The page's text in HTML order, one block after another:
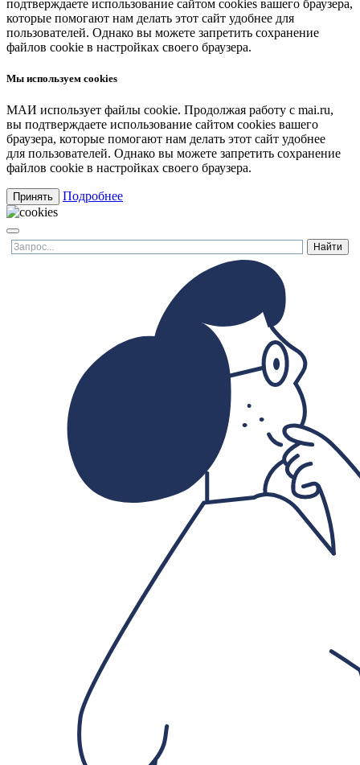
подтверждаете использование сайтом cookies вашего браузера,
которые помогают нам делать этот сайт удобнее для
пользователей. Однако вы можете запретить сохранение
файлов cookie в настройках своего браузера.
Мы используем cookies
МАИ использует файлы cookie. Продолжая работу с mai.ru,
вы подтверждаете использование сайтом cookies вашего
браузера, которые помогают нам делать этот сайт удобнее
для пользователей. Однако вы можете запретить сохранение
файлов cookie в настройках своего браузера.
Принять Подробнее